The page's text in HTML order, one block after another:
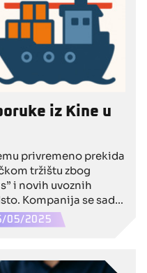
iz Kine u
privremeno prekida
tržištu zbog
i novih uvoznih
Kompanija se sada
u SAD.
05/2025